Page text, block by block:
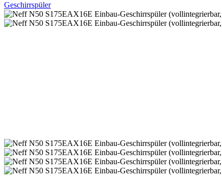
Geschirrspüler